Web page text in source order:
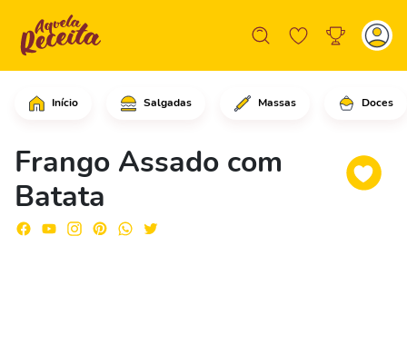
Início Salgadas Massas Doces
Frango Assado com
Batata
Comece cortando o frango, retire